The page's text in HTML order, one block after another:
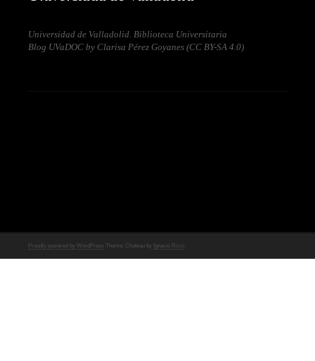
Universidad de Valladolid. Biblioteca Universitaria
Blog UVaDOC by Clarisa Pérez Goyanes (CC BY-SA 4.0)
Proudly powered by WordPress Theme: Chateau by Ignacio Ricci